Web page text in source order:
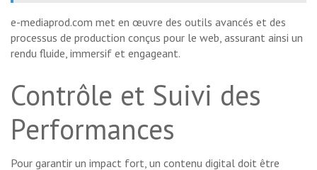
e-mediaprod.com met en œuvre des outils avancés et des
processus de production conçus pour le web, assurant ainsi un
rendu fluide, immersif et engageant.
Contrôle et Suivi des
Performances
Pour garantir un impact fort, un contenu digital doit être